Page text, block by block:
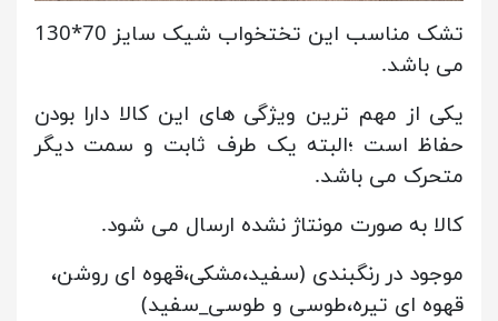
تشک مناسب این تختخواب شیک سایز 70*130
می باشد.
یکی از مهم ترین ویژگی های این کالا دارا بودن
حفاظ است ؛البته یک طرف ثابت و سمت دیگر
متحرک می باشد.
کالا به صورت مونتاژ نشده ارسال می شود.
موجود در رنگبندی (سفید،مشکی،قهوه ای روشن،
قهوه ای تیره،طوسی و طوسی_سفید)